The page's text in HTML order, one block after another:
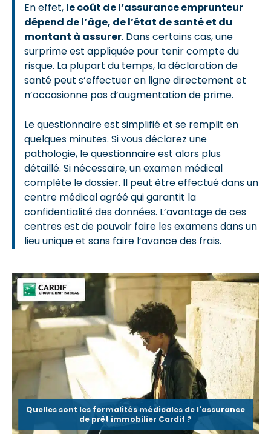
En effet, le coût de l’assurance emprunteur
dépend de l’âge, de l’état de santé et du
montant à assurer. Dans certains cas, une
surprime est appliquée pour tenir compte du
risque. La plupart du temps, la déclaration de
santé peut s’effectuer en ligne directement et
n’occasionne pas d’augmentation de prime.
Le questionnaire est simplifié et se remplit en
quelques minutes. Si vous déclarez une
pathologie, le questionnaire est alors plus
détaillé. Si nécessaire, un examen médical
complète le dossier. Il peut être effectué dans un
centre médical agréé qui garantit la
confidentialité des données. L’avantage de ces
centres est de pouvoir faire les examens dans un
lieu unique et sans faire l’avance des frais.
Quelles sont les formalités médicales de l'assurance
de prêt immobilier Cardif ?